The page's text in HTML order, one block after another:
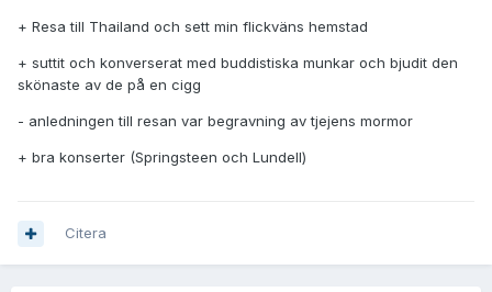
+ Resa till Thailand och sett min flickväns hemstad
+ suttit och konverserat med buddistiska munkar och bjudit den
skönaste av de på en cigg
- anledningen till resan var begravning av tjejens mormor
+ bra konserter (Springsteen och Lundell)
Citera